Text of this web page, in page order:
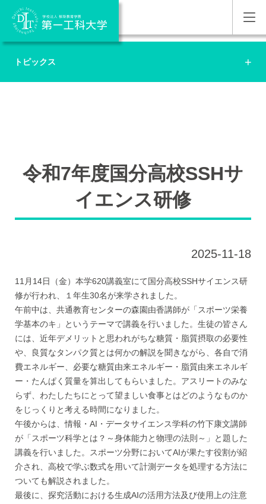
トピックス
令和7年度国分高校SSHサ
イエンス研修
2025-11-18
11月14日（金）本学620講義室にて国分高校SSHサイエンス研
修が行われ、１年生30名が来学されました。
午前中は、共通教育センターの森園由香講師が「スポーツ栄養
学基本のキ」というテーマで講義を行いました。生徒の皆さん
には、近年デメリットと思われがちな糖質・脂質摂取の必要性
や、良質なタンパク質とは何かの解説を聞きながら、各自で消
費エネルギー、必要な糖質由来エネルギー・脂質由来エネルギ
ー・たんぱく質量を算出してもらいました。アスリートのみな
らず、わたしたちにとって望ましい食事とはどのようなものか
をじっくりと考える時間になりました。
午後からは、情報・AI・データサイエンス学科の竹下康文講師
が「スポーツ科学とは？～身体能力と物理の法則～」と題した
講義を行いました。スポーツ分野においてAIが果たす役割が紹
介され、高校で学ぶ数式を用いて計測データを処理する方法に
ついても解説されました。
最後に、探究活動における生成AIの活用方法及び使用上の注意